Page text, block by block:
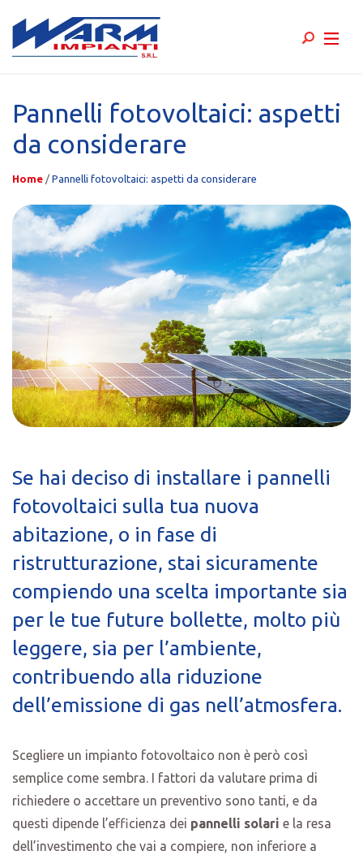
content
Pannelli fotovoltaici: aspetti
da considerare
Home / Pannelli fotovoltaici: aspetti da considerare
Se hai deciso di installare i pannelli
fotovoltaici sulla tua nuova
abitazione, o in fase di
ristrutturazione, stai sicuramente
compiendo una scelta importante sia
per le tue future bollette, molto più
leggere, sia per l’ambiente,
contribuendo alla riduzione
dell’emissione di gas nell’atmosfera.
Scegliere un impianto fotovoltaico non è però così
semplice come sembra. I fattori da valutare prima di
richiedere o accettare un preventivo sono tanti, e da
questi dipende l’efficienza dei pannelli solari e la resa
dell’investimento che vai a compiere, non inferiore a